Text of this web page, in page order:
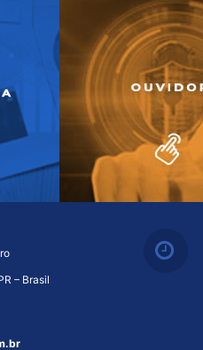
– Brasil